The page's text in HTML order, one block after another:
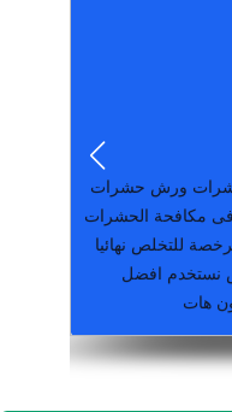
مكافحة حشرات ورش حشرات
مكافحة الحشرات
للتخلص نهائيا
نستخدم افضل
هات